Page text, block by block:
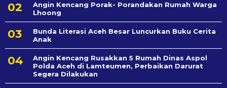
Angin Kencang Porak- Porandakan Rumah Warga
Lhoong
Bunda Literasi Aceh Besar Luncurkan Buku Cerita
Anak
Angin Kencang Rusakkan 5 Rumah Dinas Aspol
Polda Aceh di Lamteumen, Perbaikan Darurat
Segera Dilakukan